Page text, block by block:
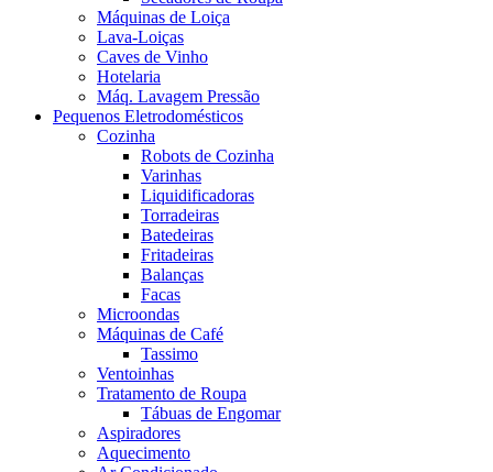
Máquinas de Loiça
Lava-Loiças
Caves de Vinho
Hotelaria
Máq. Lavagem Pressão
Pequenos Eletrodomésticos
Cozinha
Robots de Cozinha
Varinhas
Liquidificadoras
Torradeiras
Batedeiras
Fritadeiras
Balanças
Facas
Microondas
Máquinas de Café
Tassimo
Ventoinhas
Tratamento de Roupa
Tábuas de Engomar
Aspiradores
Aquecimento